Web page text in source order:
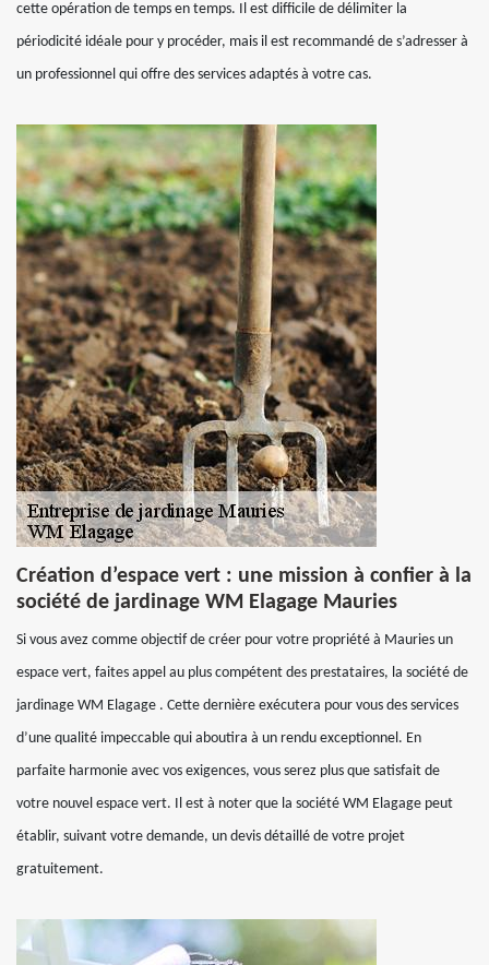
cette opération de temps en temps. Il est difficile de délimiter la
périodicité idéale pour y procéder, mais il est recommandé de s’adresser à
un professionnel qui offre des services adaptés à votre cas.
Création d’espace vert : une mission à confier à la
société de jardinage WM Elagage Mauries
Si vous avez comme objectif de créer pour votre propriété à Mauries un
espace vert, faites appel au plus compétent des prestataires, la société de
jardinage WM Elagage . Cette dernière exécutera pour vous des services
d’une qualité impeccable qui aboutira à un rendu exceptionnel. En
parfaite harmonie avec vos exigences, vous serez plus que satisfait de
votre nouvel espace vert. Il est à noter que la société WM Elagage peut
établir, suivant votre demande, un devis détaillé de votre projet
gratuitement.